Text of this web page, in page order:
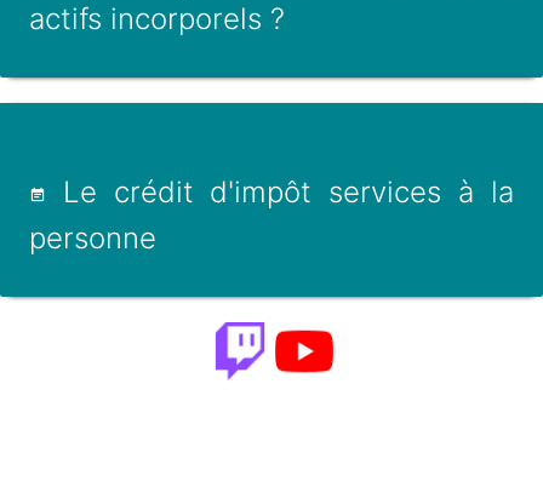
actifs incorporels ?
Le crédit d'impôt services à la
personne